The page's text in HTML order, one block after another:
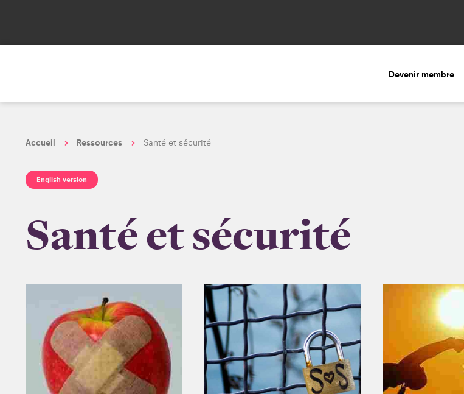
Devenir membre
Accueil Ressources Santé et sécurité
English version
Santé et sécurité